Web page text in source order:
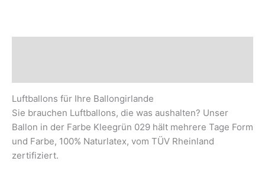
Luftballons für Ihre Ballongirlande
Sie brauchen Luftballons, die was aushalten? Unser
Ballon in der Farbe Kleegrün 029 hält mehrere Tage Form
und Farbe, 100% Naturlatex, vom TÜV Rheinland
zertifiziert.